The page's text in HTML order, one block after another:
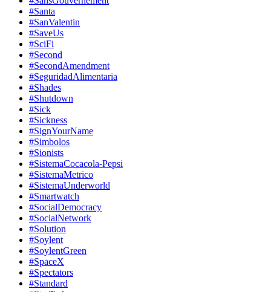
#Santa
#SanValentin
#SaveUs
#SciFi
#Second
#SecondAmendment
#SeguridadAlimentaria
#Shades
#Shutdown
#Sick
#Sickness
#SignYourName
#Simbolos
#Sionists
#SistemaCocacola-Pepsi
#SistemaMetrico
#SistemaUnderworld
#Smartwatch
#SocialDemocracy
#SocialNetwork
#Solution
#Soylent
#SoylentGreen
#SpaceX
#Spectators
#Standard